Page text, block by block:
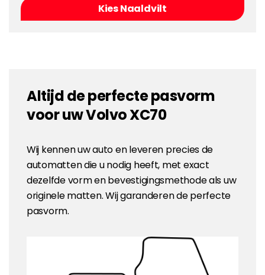
Kies Naaldvilt
Altijd de perfecte pasvorm
voor uw Volvo XC70
Wij kennen uw auto en leveren precies de
automatten die u nodig heeft, met exact
dezelfde vorm en bevestigingsmethode als uw
originele matten. Wij garanderen de perfecte
pasvorm.